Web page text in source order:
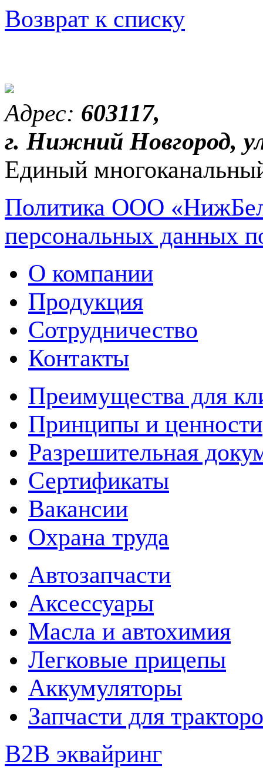
Возврат к списку
Адрес: 603117,
г. Нижний Новгород,
Единый
Политика ООО
персональных данных
О компании
Продукция
Сотрудничество
Контакты
Преимущества для
Принципы и ценности
Разрешительная
Сертификаты
Вакансии
Охрана труда
Автозапчасти
Аксессуары
Масла и автохимия
Легковые прицепы
Аккумуляторы
Запчасти для
B2B эквайринг